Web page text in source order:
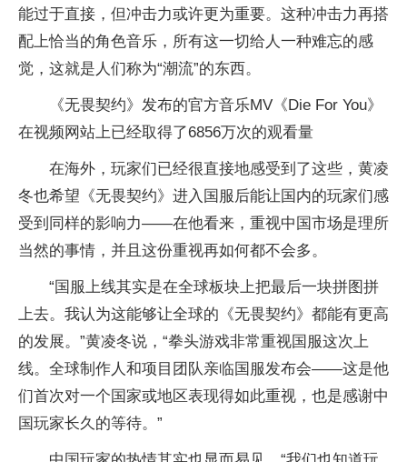
能过于直接，但冲击力或许更为重要。这种冲击力再搭
配上恰当的角色音乐，所有这一切给人一种难忘的感
觉，这就是人们称为“潮流”的东西。
《无畏契约》发布的官方音乐MV《Die For You》
在视频网站上已经取得了6856万次的观看量
在海外，玩家们已经很直接地感受到了这些，黄凌
冬也希望《无畏契约》进入国服后能让国内的玩家们感
受到同样的影响力——在他看来，重视中国市场是理所
当然的事情，并且这份重视再如何都不会多。
“国服上线其实是在全球板块上把最后一块拼图拼
上去。我认为这能够让全球的《无畏契约》都能有更高
的发展。”黄凌冬说，“拳头游戏非常重视国服这次上
线。全球制作人和项目团队亲临国服发布会——这是他
们首次对一个国家或地区表现得如此重视，也是感谢中
国玩家长久的等待。”